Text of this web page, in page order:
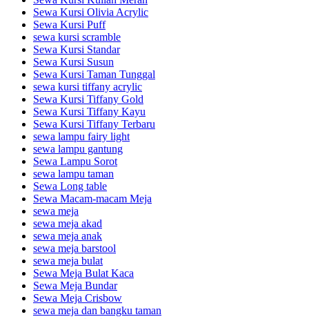
Sewa Kursi Olivia Acrylic
Sewa Kursi Puff
sewa kursi scramble
Sewa Kursi Standar
Sewa Kursi Susun
Sewa Kursi Taman Tunggal
sewa kursi tiffany acrylic
Sewa Kursi Tiffany Gold
Sewa Kursi Tiffany Kayu
Sewa Kursi Tiffany Terbaru
sewa lampu fairy light
sewa lampu gantung
Sewa Lampu Sorot
sewa lampu taman
Sewa Long table
Sewa Macam-macam Meja
sewa meja
sewa meja akad
sewa meja anak
sewa meja barstool
sewa meja bulat
Sewa Meja Bulat Kaca
Sewa Meja Bundar
Sewa Meja Crisbow
sewa meja dan bangku taman